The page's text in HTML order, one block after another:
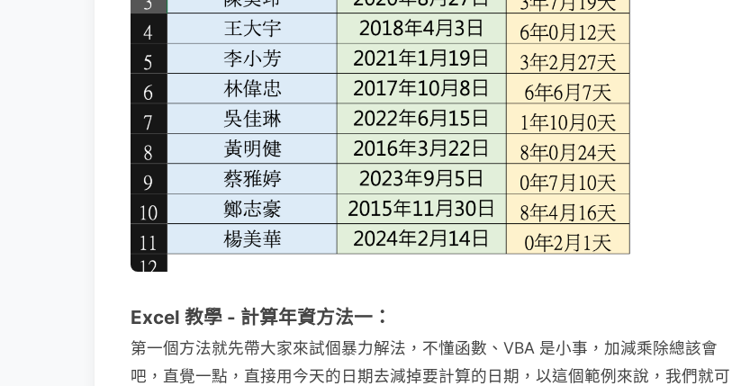
Excel 教學 - 計算年資方法一：
第一個方法就先帶大家來試個暴力解法，不懂函數、VBA 是小事，加減乘除總該會
吧，直覺一點，直接用今天的日期去減掉要計算的日期，以這個範例來說，我們就可